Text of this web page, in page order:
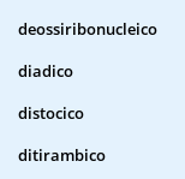
deossiribonucleico
diadico
distocico
ditirambico